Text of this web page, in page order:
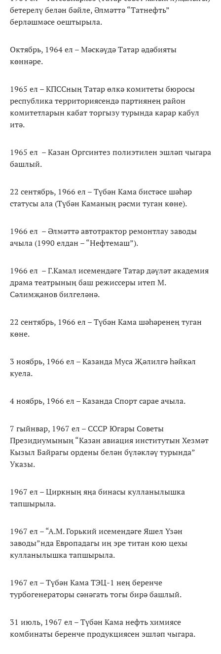
бетерелү белән бәйле, Әлмәттә “Татнефть”
берләшмәсе оештырыла.
Октябрь, 1964 ел – Мәскәүдә Татар әдәбияты
көннәре.
1965 ел – КПССның Татар өлкә комитеты бюросы
республика территориясендә партиянең район
комитетларын кабат торгызу турында карар кабул
итә.
1965 ел – Казан Оргсинтез полиэтилен эшләп чыгара
башлый.
22 сентябрь, 1966 ел – Түбән Кама бистәсе шәһәр
статусы ала (Түбән Каманың рәсми туган көне).
1966 ел – Әлмәттә автотрактор ремонтлау заводы
ачыла (1990 елдан – “Нефтемаш”).
1966 ел – Г.Камал исемендәге Татар дәүләт академия
драма театрының баш режиссеры итеп М.
Сәлимҗанов билгеләнә.
22 сентябрь, 1966 ел – Түбән Кама шәһәренең туган
көне.
3 ноябрь, 1966 ел – Казанда Муса Җәлилгә һәйкәл
куела.
4 ноябрь, 1966 ел – Казанда Спорт сарае ачыла.
7 гыйнвар, 1967 ел – СССР Югары Советы
Президиумының “Казан авиация институтын Хезмәт
Кызыл Байрагы ордены белән бүләкләү турында”
Указы.
1967 ел – Циркның яңа бинасы кулланылышка
тапшырыла.
1967 ел – “А.М. Горький исемендәге Яшел Үзән
заводы”нда Европадагы иң эре титан кою цехы
кулланылышка тапшырыла.
1967 ел – Түбән Кама ТЭЦ-1 нең беренче
турбогенераторы сәнәгать тогы бирә башлый.
31 июль, 1967 ел – Түбән Кама нефть химиясе
комбинаты беренче продукциясен эшләп чыгара.